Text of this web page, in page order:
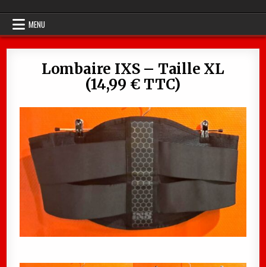
MENU
Lombaire IXS – Taille XL
(14,99 € TTC)